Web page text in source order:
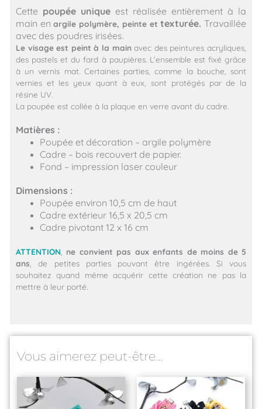
Cette poupée unique est réalisée entièrement à la
main enargile polymère, peinte ettexturée.Travaillée
avec des poudres irisées.
Le visage est peint à la mainavec des peintures acryliques,
des pastels et du fard à paupières. L’ensemble est fixé grâce
à un vernis mat. Certaines parties, comme la bouche, sont
vernies et les yeux quant à eux, sont protégés par de la
résine UV.
La poupée est collée à la plaque en verre avant du cadre.
Matières :
Poupée et décoration – argile polymère
Cadre – bois recouvert de papier.
Fond – impression laser couleur
Dimensions :
Poupée environ 10,5 cm de haut
Cadre extérieur 16,5 x 20,5 cm
Cadre pivotant 12 x 16 cm
ATTENTION
ne convient pas aux enfants de moins de 5
ans , de petites parties pouvant être ingérées. Si vous
souhaitez quand même acquérir cette création ne pas la
mettre à leur porté.
Vous aimerez peut-être…